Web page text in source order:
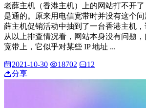
老薛主机（香港主机）上的网站打不开了
是通的。原来用电信宽带时并没有这个
薛主机促销活动中抽到了一台香港主机，
从以上排查情况看，网站本身没有问题
宽带上，它似乎对某些 IP 地址 ...
2021-10-30 18702
12
分享